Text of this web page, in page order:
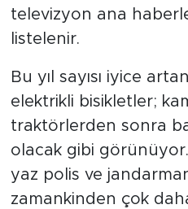
televizyon ana
listelenir.
Bu yıl sayısı iyice
elektrikli bisikletler;
traktörlerden sonra
olacak gibi
yaz polis ve
zamankinden çok